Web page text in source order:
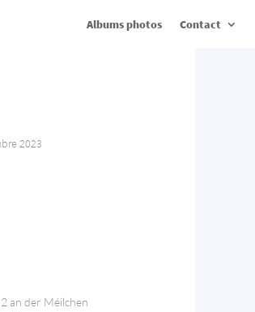
Albums photos Contact
2023
an der Méilchen